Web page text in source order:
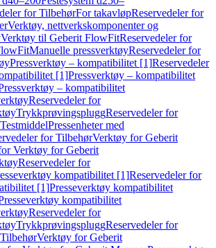
for TilbehørFor takavløpReservedeler for
Verktøy, nettverkskomponenter og
Verktøy til Geberit FlowFitReservedeler for
Manuelle pressverktøyReservedeler for
Pressverktøy – kompatibilitet [1]Reservedeler
[1]Pressverktøy – kompatibilitet
– kompatibilitet
Reservedeler for
TrykkprøvingspluggReservedeler for
TestmiddelPressenheter med
for TilbehørVerktøy for Geberit
Verktøy for Geberit
Reservedeler for
kompatibilitet [1]Reservedeler for
[1]Presseverktøy kompatibilitet
kompatibilitet
Reservedeler for
TrykkprøvingspluggReservedeler for
TilbehørVerktøy for Geberit